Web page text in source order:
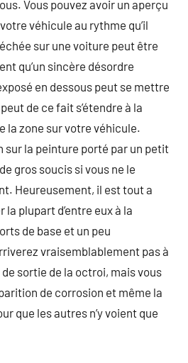
Vous pouvez avoir un aperçu
véhicule au rythme qu’il
sur une voiture peut être
qu’un sincère désordre
en dessous peut se mettre
de ce fait s’étendre à la
la zone sur votre véhicule.
sur la peinture porté par un petit
gros soucis si vous ne le
Heureusement, il est tout a
plupart d’entre eux à la
de base et un peu
vraisemblablement pas à
sortie de la octroi, mais vous
de corrosion et même la
que les autres n’y voient que